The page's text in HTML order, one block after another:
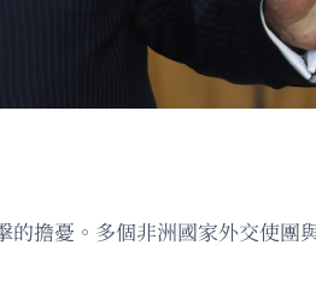
擔憂。多個非洲國家外交使團